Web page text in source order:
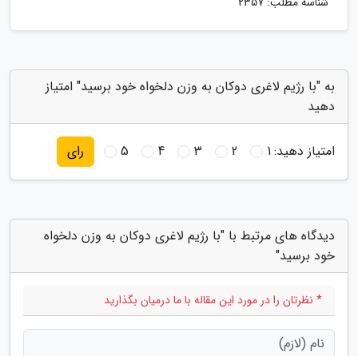
به "با رژیم لاغری دوکان به وزن دلخواه خود برسید" امتیاز
دهید
امتیاز دهید:1
2
3
4
5 رای
دیدگاه های مرتبط با "با رژیم لاغری دوکان به وزن دلخواه
خود برسید"
* نظرتان را در مورد این مقاله با ما درمیان بگذارید